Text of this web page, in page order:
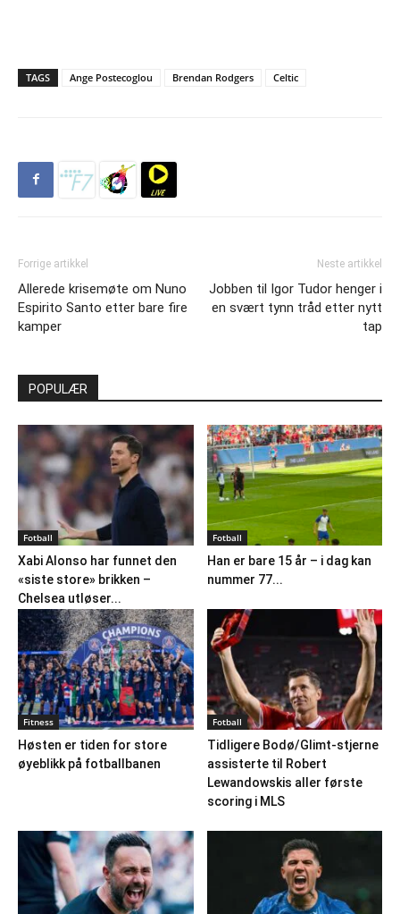
TAGS Ange Postecoglou Brendan Rodgers Celtic
Forrige artikkel
Allerede krisemøte om Nuno
Espirito Santo etter bare fire
kamper
Neste artikkel
Jobben til Igor Tudor henger i
en svært tynn tråd etter nytt
tap
POPULÆR
Fotball
Xabi Alonso har funnet den
«siste store» brikken –
Chelsea utløser...
Fotball
Han er bare 15 år – i dag kan
nummer 77...
Fitness
Høsten er tiden for store
øyeblikk på fotballbanen
Fotball
Tidligere Bodø/Glimt-stjerne
assisterte til Robert
Lewandowskis aller første
scoring i MLS